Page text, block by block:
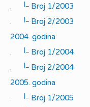
.
|_
Broj 1/2003
.
|_
Broj 2/2003
2004. godina
.
|_
Broj 1/2004
.
|_
Broj 2/2004
2005. godina
.
|_
Broj 1/2005